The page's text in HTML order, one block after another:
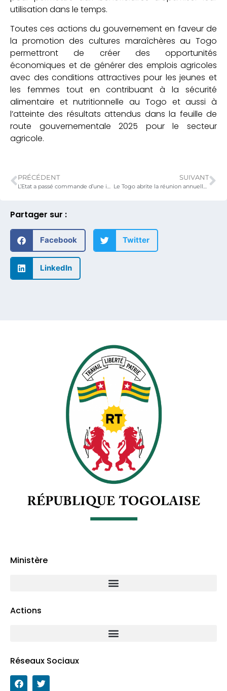
Partager sur :
Facebook Twitter
LinkedIn
utilisation dans le temps.
Toutes ces actions du gouvernement en faveur de
la promotion des cultures maraîchères au Togo
permettront de créer des opportunités
économiques et de générer des emplois agricoles
avec des conditions attractives pour les jeunes et
les femmes tout en contribuant à la sécurité
alimentaire et nutritionnelle au Togo et aussi à
l’atteinte des résultats attendus dans la feuille de
route gouvernementale 2025 pour le secteur
agricole.
PRÉCÉDENT SUIVANT
Ministère
Actions
Réseaux Sociaux